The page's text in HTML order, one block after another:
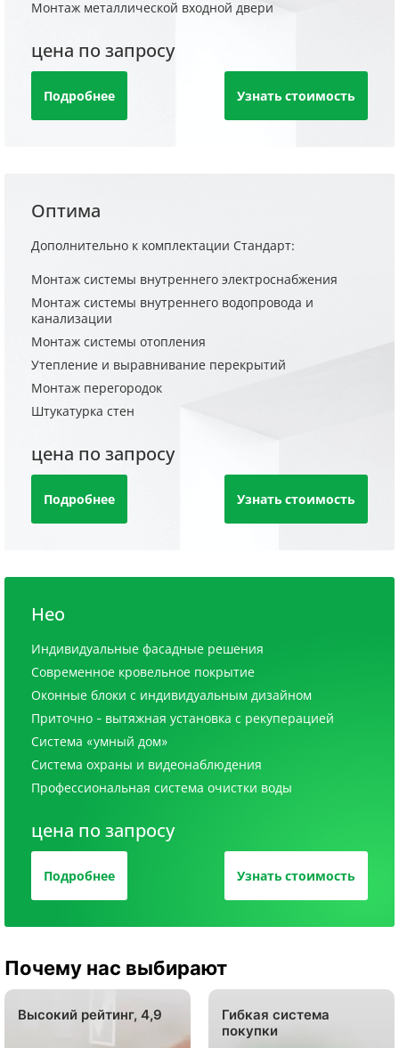
Монтаж металлической входной двери
цена по запросу
Подробнее Узнать стоимость
Оптима
Дополнительно к комплектации Стандарт:
Монтаж системы внутреннего электроснабжения
Монтаж системы внутреннего водопровода и
канализации
Монтаж системы отопления
Утепление и выравнивание перекрытий
Монтаж перегородок
Штукатурка стен
цена по запросу
Подробнее Узнать стоимость
Нео
Индивидуальные фасадные решения
Современное кровельное покрытие
Оконные блоки с индивидуальным дизайном
Приточно - вытяжная установка с рекуперацией
Система «умный дом»
Система охраны и видеонаблюдения
Профессиональная система очистки воды
цена по запросу
Подробнее Узнать стоимость
Почему нас выбирают
Высокий рейтинг, 4,9
Гибкая система
покупки